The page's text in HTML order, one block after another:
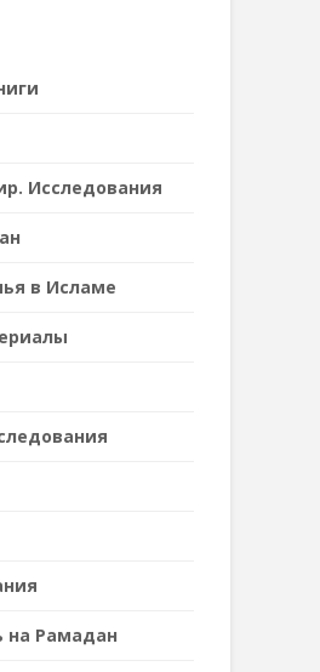
Исследования
в Исламе
на Рамадан